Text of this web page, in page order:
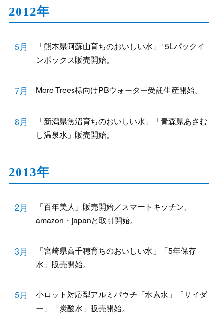
2012年
5月
「熊本県阿蘇山育ちのおいしい水」15Lパックイ
ンボックス販売開始。
7月 More Trees様向けPBウォーター受託生産開始。
8月
「新潟県魚沼育ちのおいしい水」「青森県あさむ
し温泉水」販売開始。
2013年
2月
「百年美人」販売開始／スマートキッチン、
amazon・japanと取引開始。
3月
「宮崎県高千穂育ちのおいしい水」「5年保存
水」販売開始。
5月
小ロット対応型アルミパウチ「水素水」「サイダ
ー」「炭酸水」販売開始。